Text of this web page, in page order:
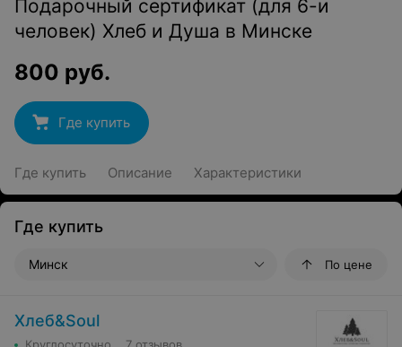
Подарочный сертификат (для 6-и
человек) Хлеб и Душа в Минске
800 руб.
Где купить
Где купить Описание Характеристики
Где купить
Минск По цене
Хлеб&Soul